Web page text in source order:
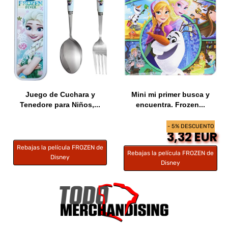
Juego de Cuchara y
Tenedore para Niños,...
Rebajas la película FROZEN de
Disney
- 5% DESCUENTO
Mini mi primer busca y
encuentra. Frozen...
3,32 EUR
Rebajas la película FROZEN de
Disney